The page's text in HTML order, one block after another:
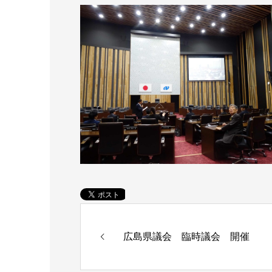
広島県議会 臨時議会 開催